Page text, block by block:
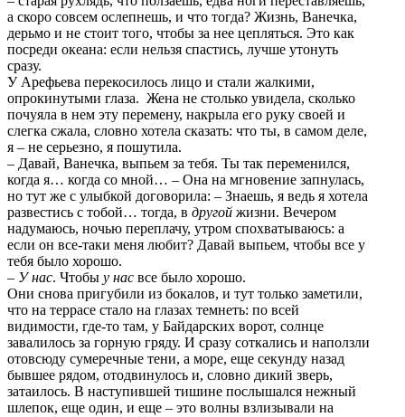
а скоро совсем ослепнешь, и что тогда? Жизнь, Ванечка,
дерьмо и не стоит того, чтобы за нее цепляться. Это как
посреди океана: если нельзя спастись, лучше утонуть
сразу.
У Арефьева перекосилось лицо и стали жалкими,
опрокинутыми глаза. Жена не столько увидела, сколько
почуяла в нем эту перемену, накрыла его руку своей и
слегка сжала, словно хотела сказать: что ты, в самом деле,
я – не серьезно, я пошутила.
– Давай, Ванечка, выпьем за тебя. Ты так переменился,
когда я… когда со мной… – Она на мгновение запнулась,
но тут же с улыбкой договорила: – Знаешь, я ведь я хотела
развестись с тобой… тогда, в другой жизни. Вечером
надумаюсь, ночью переплачу, утром спохватываюсь: а
если он все-таки меня любит? Давай выпьем, чтобы все у
тебя было хорошо.
– У нас. Чтобы у нас все было хорошо.
Они снова пригубили из бокалов, и тут только заметили,
что на террасе стало на глазах темнеть: по всей
видимости, где-то там, у Байдарских ворот, солнце
завалилось за горную гряду. И сразу соткались и наползли
отовсюду сумеречные тени, а море, еще секунду назад
бывшее рядом, отодвинулось и, словно дикий зверь,
затаилось. В наступившей тишине послышался нежный
шлепок, еще один, и еще – это волны взлизывали на